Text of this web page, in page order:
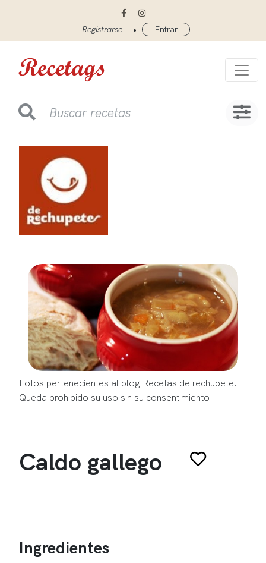
Registrarse • Entrar
Fotos pertenecientes al blog Recetas de rechupete.
Queda prohibido su uso sin su consentimiento.
Caldo gallego
Ingredientes